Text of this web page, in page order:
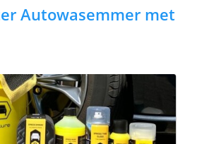
Autowasemmer met